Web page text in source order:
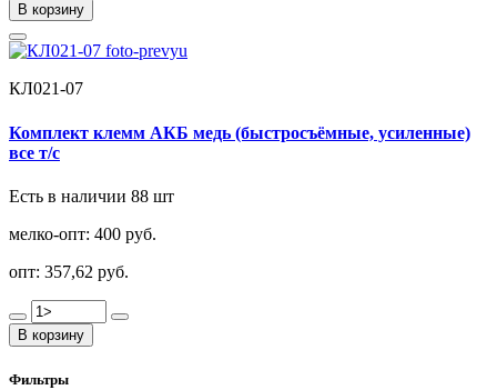
В корзину
КЛ021-07
Комплект клемм АКБ медь (быстросъёмные, усиленные)
все т/с
Есть в наличии 88 шт
мелко-опт: 400 руб.
опт: 357,62 руб.
В корзину
Фильтры